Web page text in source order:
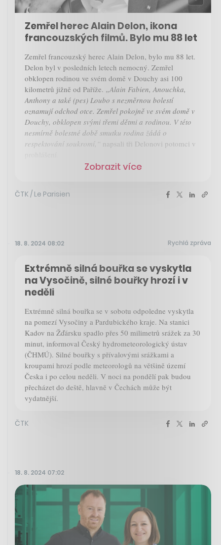
Zemřel herec Alain Delon, ikona
francouzských filmů. Bylo mu 88 let
Zemřel francouzský herec Alain Delon, bylo mu 88 let.
Delon byl v posledních letech nemocný. Zemřel
obklopen rodinou ve svém domě v Douchy asi 100
kilometrů jižně od Paříže. „Alain Fabien, Anouchka,
Anthony a také (pes) Loubo s nezměrnou bolestí
oznamují odchod otce. Zemřel pokojně ve svém domě v
Douchy, obklopen svými třemi dětmi a rodinou. V této
nesmírně bolestné době smutku rodina žádá o
respektování soukromí,“ napsali tři Delonovi potomci v
Zobrazit více
ČTK / Le Parisien
18. 8. 2024 08:02 Rychlá zpráva
Extrémně silná bouřka se vyskytla
na Vysočině, silné bouřky hrozí i v
neděli
Extrémně silná bouřka se v sobotu odpoledne vyskytla
na pomezí Vysočiny a Pardubického kraje. Na stanici
Kadov na Žďársku spadlo přes 50 milimetrů srážek za 30
minut, informoval Český hydrometeorologický ústav
(ČHMÚ). Silné bouřky s přívalovými srážkami a
kroupami hrozí podle meteorologů na většině území
Česka i po celou neděli. V noci na pondělí pak budou
přecházet do deště, hlavně v Čechách může být
vydatnější.
ČTK
18. 8. 2024 07:02